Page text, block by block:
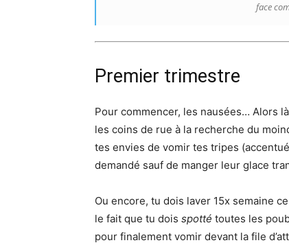
face
Premier trimestre
Pour commencer, les nausées… Alors
les coins de rue à la recherche du
tes envies de vomir tes tripes
demandé sauf de manger leur glace
Ou encore, tu dois laver 15x semaine
le fait que tu dois spotté toutes les
pour finalement vomir devant la file